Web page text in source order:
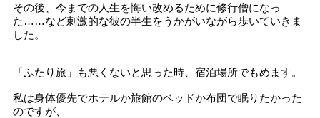
その後、今までの人生を悔い改めるために修行僧になっ
た……など刺激的な彼の半生をうかがいながら歩いていきま
した。
「ふたり旅」も悪くないと思った時、宿泊場所でもめます。
私は身体優先でホテルか旅館のベッドか布団で眠りたかった
のですが、